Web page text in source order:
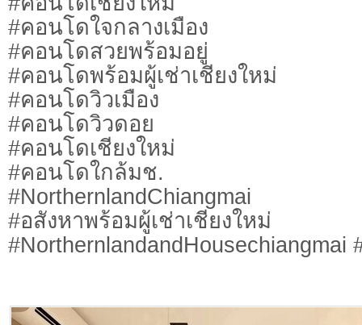
#คอนโดใจกลางเมือง
#คอนโดสวยพร้อมอยู่
#คอนโดพร้อมผู้เช่าเชียงใหม่
#คอนโดวิวเมือง
#คอนโดวิวดอย
#คอนโดเชียงใหม่
#คอนโดใกล้มช.
#NorthernlandChiangmai
#อสังหาพร้อมผู้เช่าเชียงใหม่
#NorthernlandandHousechiangmai